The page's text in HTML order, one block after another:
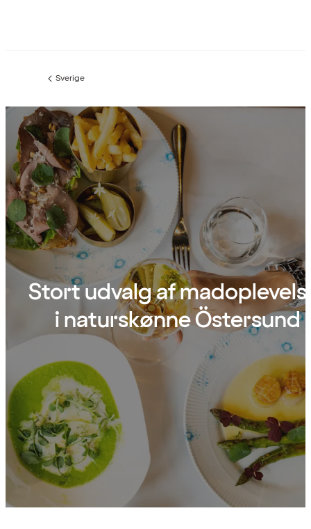
Forrige
:
Sverige
Stort udvalg af
i naturskønne Östersund